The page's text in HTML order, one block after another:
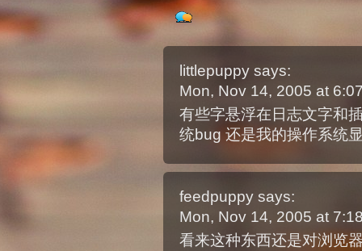
littlepuppy says:
Mon, Nov 14, 2005 at
有些字悬浮在日志文字和
统bug 还是我的操作系统
feedpuppy says:
Mon, Nov 14, 2005 at
看来这种东西还是对浏览